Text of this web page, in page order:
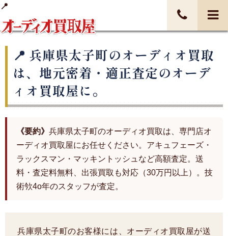
兵庫県太子町のオーディオ買取
は、地元密着・適正査定のオーデ
ィオ買取屋に。
《要約》 兵庫県太子町のオーディオ買取は、専門店オ
ーディオ買取屋にお任せください。アキュフェーズ・
ラックスマン・マッキントッシュなど高額査定。送
料・査定料無料、出張買取も対応（30万円以上）。技
術欦4o年のスタッフが査定。
兵庫県太子町のお客様には、オーディオ買取屋が送